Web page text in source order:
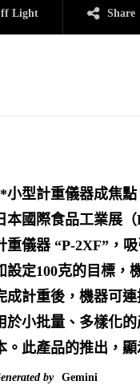
Light Share
小型計重儀器成焦
本國際食品工業展
重儀器 “P-2XF”，
設定100克的目標，
成計重後，機器可
於小批量、多樣化
。此產品的推出，
by Gemini